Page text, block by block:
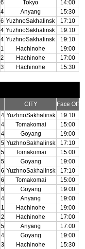
6 Tokyo
14:00
4 Anyang
15:30
6 YuzhnoSakhalinsk
17:10
4 YuzhnoSakhalinsk
19:10
4 YuzhnoSakhalinsk
19:10
1 Hachinohe
19:00
2 Hachinohe
17:00
3 Hachinohe 15:30
CITY
Face Off
4 YuzhnoSakhalinsk
19:10
4 Tomakomai
15:00
4 Goyang
19:00
5 YuzhnoSakhalinsk
17:10
5 Tomakomai
15:00
5 Goyang
19:00
6 YuzhnoSakhalinsk
17:10
6 Tomakomai
15:00
6 Goyang
19:00
4 Anyang
19:00
1 Hachinohe
19:00
2 Hachinohe
17:00
5 Anyang
17:00
4 Goyang
19:00
3 Hachinohe
15:30